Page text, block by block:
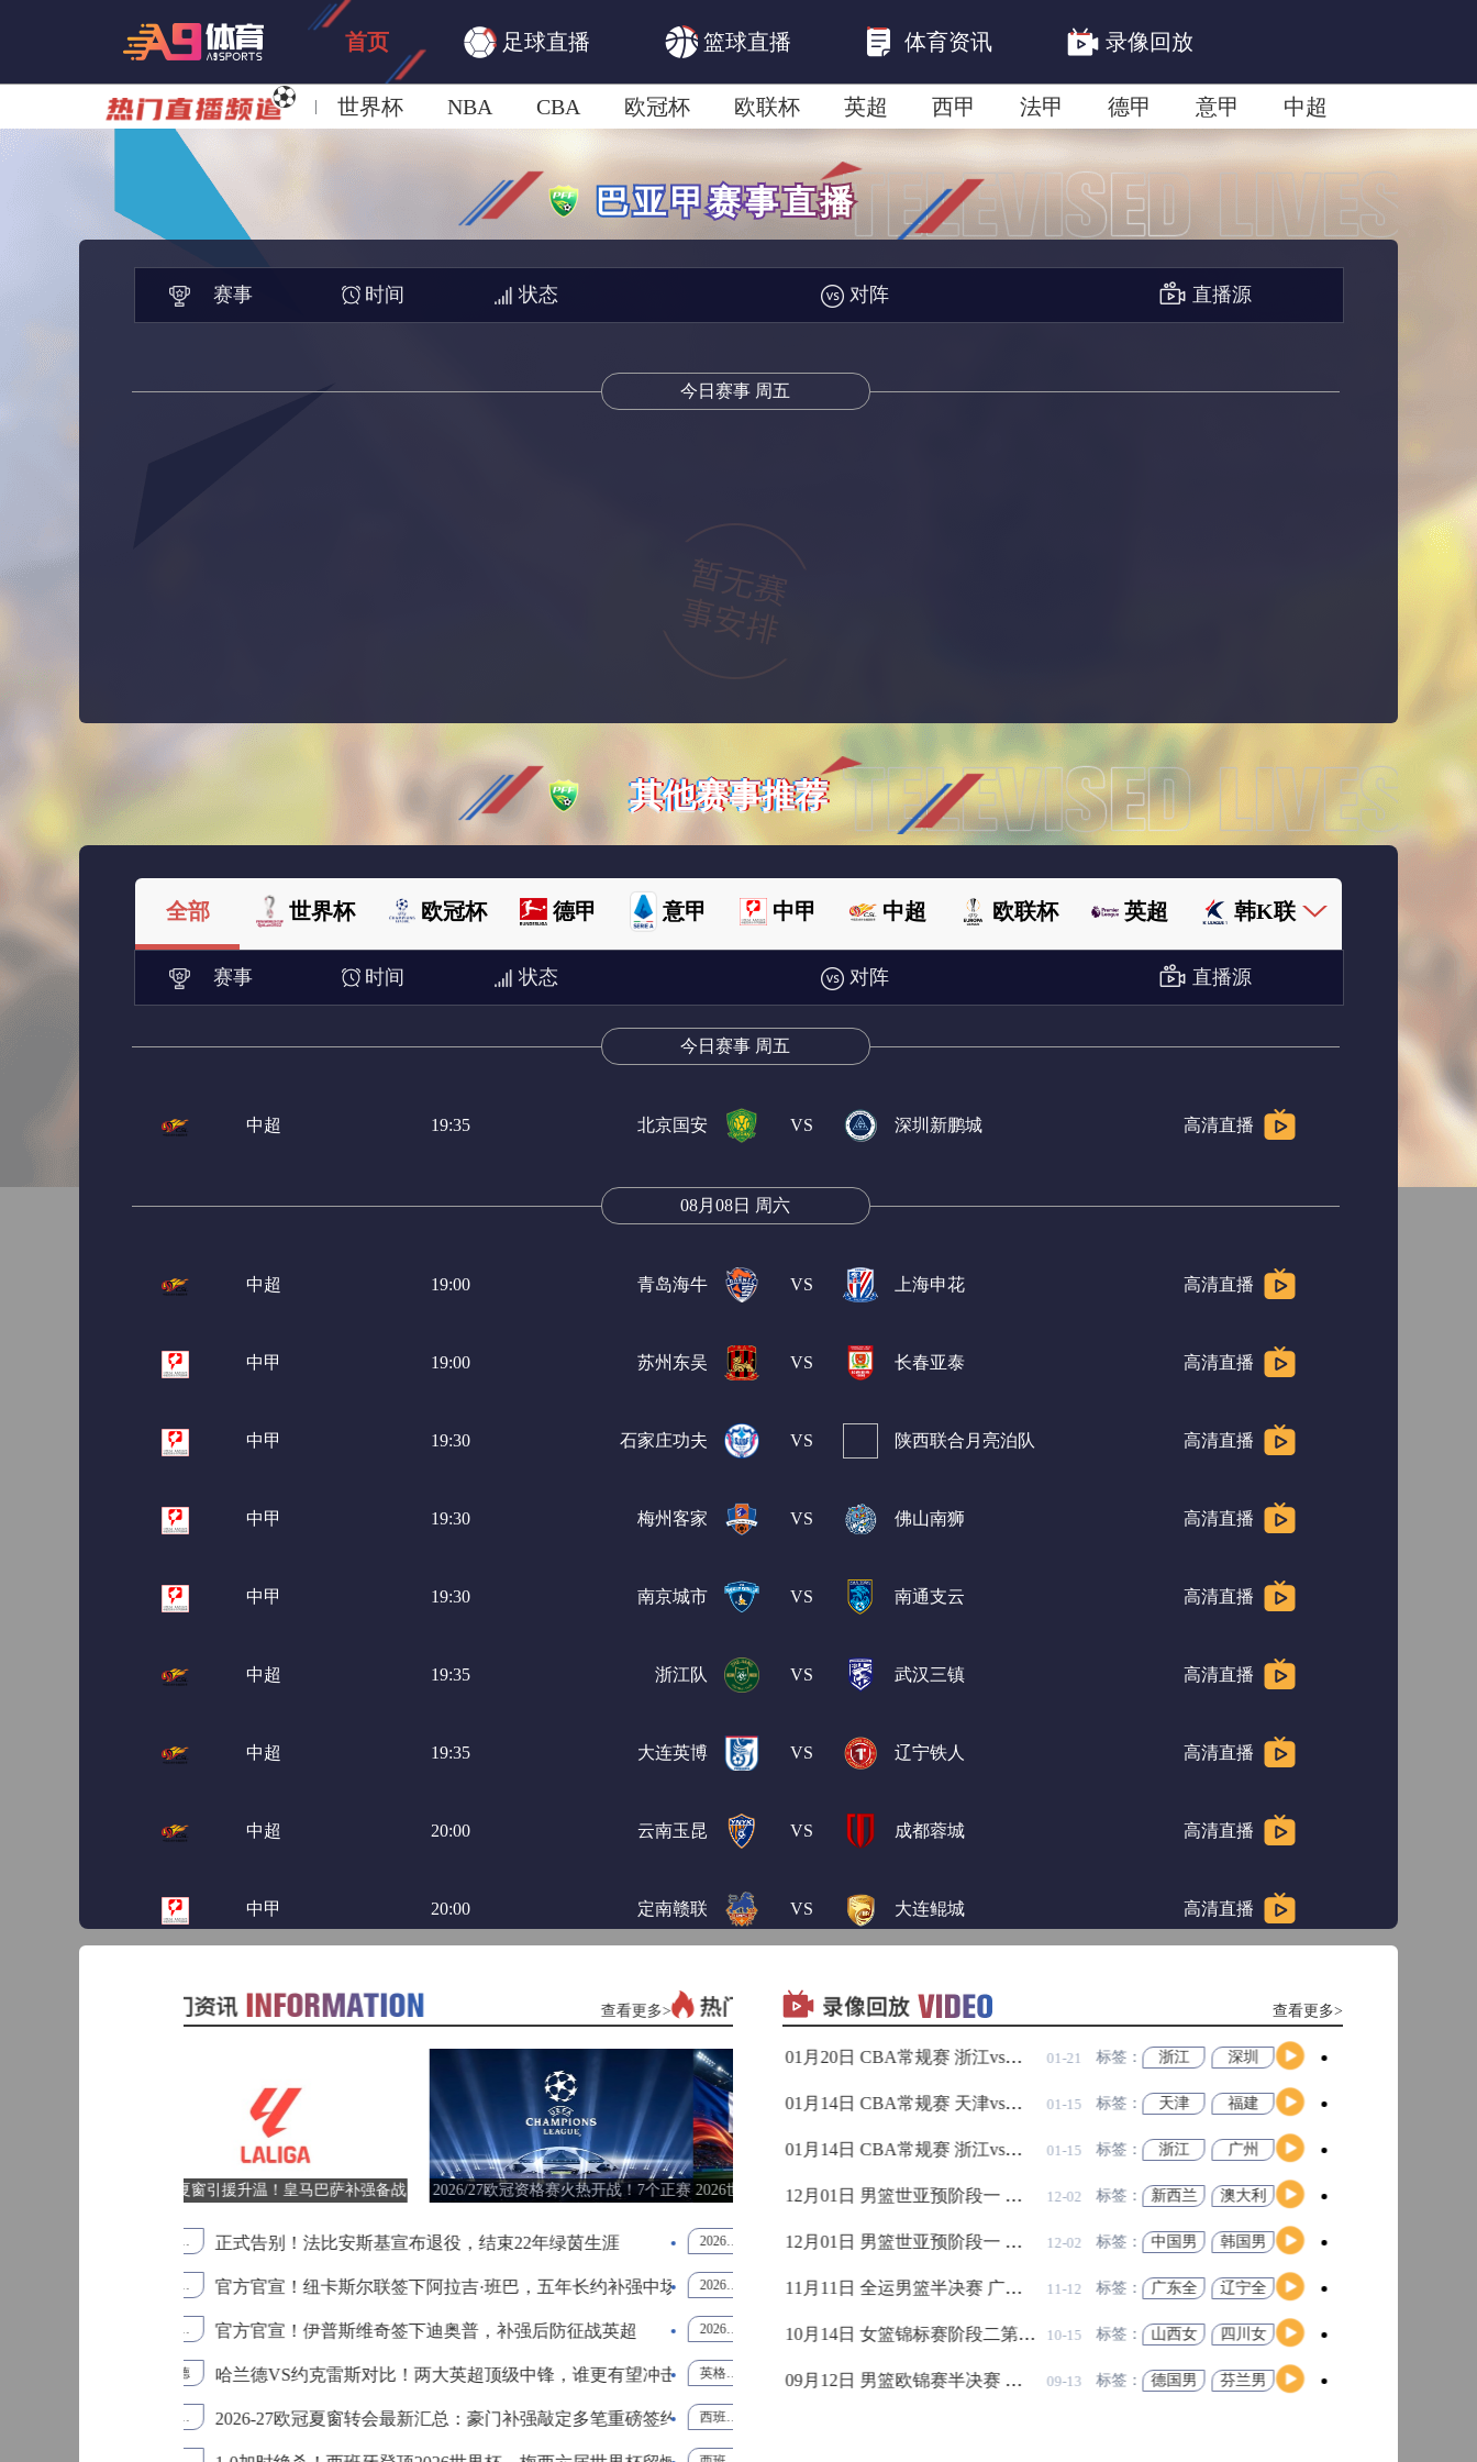
首页 足球直播 篮球直播 体育资讯 录像回放
世界杯 NBA CBA 欧冠杯 欧联杯 英超 西甲 法甲 德甲 意甲 中超
美洲杯 亚冠杯 世俱杯 欧国联A级联赛赛程安排 亚冠精英首轮赛况
赛事 时间 状态 对阵 直播源
今日赛事 周五
其他赛事推荐
全部 世界杯 欧冠杯 德甲 意甲 中甲 中超 欧联杯 英超 韩K联
法甲 欧洲杯 世俱杯 足协杯
亚冠杯 日职联 日职乙 挪甲 芬超 瑞典超 俄超 荷甲
巴西甲 阿甲
赛事 时间 状态 对阵 直播源
今日赛事 周五
中超 19:35 北京国安 VS 深圳新鹏城 高清直播
08月08日 周六
中超 19:00 青岛海牛 VS 上海申花 高清直播
中甲 19:00 苏州东吴 VS 长春亚泰 高清直播
中甲 19:30 石家庄功夫 VS 陕西联合月亮泊队 高清直播
中甲 19:30 梅州客家 VS 佛山南狮 高清直播
中甲 19:30 南京城市 VS 南通支云 高清直播
中超 19:35 浙江队 VS 武汉三镇 高清直播
中超 19:35 大连英博 VS 辽宁铁人 高清直播
中超 20:00 云南玉昆 VS 成都蓉城 高清直播
中甲 20:00 定南赣联 VS 大连鲲城 高清直播
08月09日 周日
格雷米奥 VS 圣保罗 高清直播
巴西甲 05:30 瑞模贝雷 VS 米内罗竞技 高清直播
科里蒂巴
08:00 博塔弗戈 VS 弗鲁米嫩塞 高清直播
中甲 18:00 延边龙鼎 VS 深圳青年人 高清直播
中超 19:00 河南队
冠资格赛火热开战！7个正赛
巴，五年长约补强中场
级中锋，谁更有望冲击金靴
补强敲定多笔重磅签约
查看更多>
2026世界杯季军赛前瞻：法国vs英格兰
阿根廷2-1英格兰！2026世界杯半决赛
2026世界杯法国vs西班牙 西班牙2-0法国 世界杯半决赛综述 姆巴佩 2026美加墨世界杯
2026世界杯半决赛：西班牙2-0完胜法国晋级决赛
2026英超转会 英超夏窗重磅交易 热刺托纳利转会 布莱顿武什科维奇
2026英超夏窗交易盘点：托纳利领衔亿元级转会 格局迎巨变
2026世界杯 法国VS西班牙 世界杯半决赛前瞻 法国防守反击 西班牙传控战术
2026世界杯半决赛前瞻：法国对阵西班牙战术与实力解析
英格兰2-1挪威 2026世界杯八强赛 贝林厄姆双响 挪威世界杯黑马 世界杯1/4决赛战报
2026世界杯八强战：英格兰2-1加时逆转挪威，贝林厄姆双响
西班牙2-1比利时 梅里诺绝杀 世界杯1/4决赛 西班牙晋级四强 2026世界杯
梅里诺连场绝杀！西班牙2-1险胜比利时 挺进世界杯四强
查看更多>
雅伊斯勒出任纽卡斯尔联新帅，喜鹊开
欧冠附加赛抽签出炉！多支劲旅争夺最
足球越位规则 越位怎么判断 足球什么是越位
足球越位规则完整解读，新手球迷快速看懂越位判罚
阿斯拉尼 阿斯拉尼技术特点 霍芬海姆 莱比锡引援 德甲新星
阿斯拉尼技术特点分析！霍芬海姆新星适合莱比锡体系吗
维尔贝克 切尔西 切尔西官宣维尔贝克 布莱顿 英超夏窗转会 丹尼维尔贝克
切尔西官方官宣！35岁维尔贝克正式加盟，签约至2028年
阿森纳 吉马良斯 布鲁诺·吉马良斯 纽卡 英超夏窗 阿森纳引援
阿森纳持续追逐吉马良斯！两家俱乐部重启转会谈判
查看更多>
深圳
01月14日 CBA常规赛 天津vs福建 全场录像回放 01-15 标签： 福建
01月14日 CBA常规赛 浙江vs广州 全场录像回放 01-15 标签： 浙江 广州
12月01日 男篮世亚预阶段一 新西兰男篮vs澳大利亚男篮 全场录像回放 12-02 标签： 新西兰
澳大利
12月01日 男篮世亚预阶段一 韩国男篮vs中国男篮 全场录像 12-02 标签： 中国男
韩国男
11月11日 全运男篮半决赛 广东全运男篮vs辽宁全运男篮 全场录像 11-12 标签： 广东全
辽宁全
10月14日 女篮锦标赛阶段二第3轮 山西女篮vs四川女篮 全场录像回放 10-15 标签： 山西女
四川女
09月12日 男篮欧锦赛半决赛 德国男篮vs芬兰男篮 全场录像回放 09-13 标签： 德国男
芬兰男
篮
09月05日 男篮欧锦赛小组赛 西班牙男篮vs希腊男篮 全场录像回放 09-06 标签： 西班牙
希腊男
篮
09月05日 WNBA常规赛 菲尼克斯水星vs华盛顿神秘人 全场录像回放 09-06 标签： 菲尼克
华盛顿
09月05日 WNBA常规赛 明尼苏达山猫vs拉斯维加斯王牌 全场录像回放 09-06 标签： 明尼苏
拉斯维
牌
09月05日 WNBA常规赛 达拉斯飞翼vs金州女武神 全场录像回放 09-06 标签： 达拉斯
金州女
09月05日 U16男篮亚洲杯1/4决赛 中国男篮U16vs巴林男篮U16 全场录像回放 09-06 标签： 中国男
巴林男
09月05日 NBL季后赛半决赛G3 长沙勇胜vs合肥狂风峻茂 全场录像回放 09-06 标签： 长沙勇
合肥狂
08月27日 WNBA常规赛 西雅图风暴vs印第安纳狂热 全场录像回放 08-28 标签： 西雅图
印第安
08月27日 男篮美洲杯小组赛 乌拉圭男篮vs巴哈马男篮 全场录像回放 08-28 标签： 乌拉圭
巴哈马
08月27日 男篮美洲杯小组赛 美国男篮vs巴西男篮 全场录像回放 08-28 标签： 美国男
巴西男